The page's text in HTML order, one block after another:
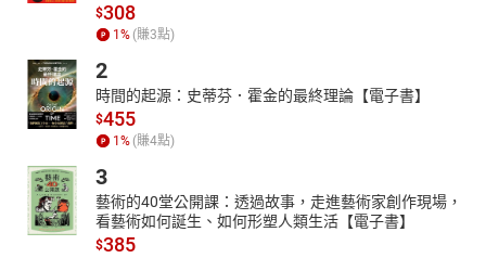
$308
1 % (賺3點)
2
時間的起源：史蒂芬．霍金的最終理論【電子書】
$455
1 % (賺4點)
3
藝術的40堂公開課：透過故事，走進藝術家創作現場，
看藝術如何誕生、如何形塑人類生活【電子書】
$385